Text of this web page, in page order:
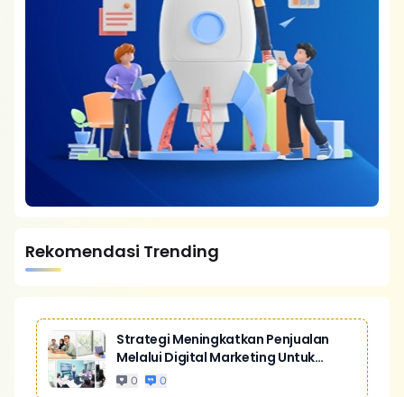
Rekomendasi Trending
Strategi Meningkatkan Penjualan
Melalui Digital Marketing Untuk
Bisnis Yang Lebih Kompetitif
0 0